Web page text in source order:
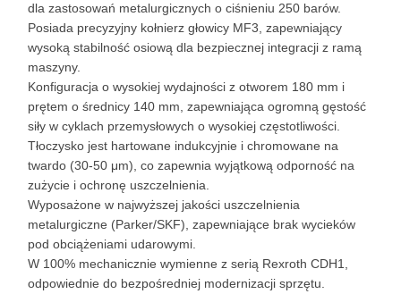
dla zastosowań metalurgicznych o ciśnieniu 250 barów.
Posiada precyzyjny kołnierz głowicy MF3, zapewniający
wysoką stabilność osiową dla bezpiecznej integracji z ramą
maszyny.
Konfiguracja o wysokiej wydajności z otworem 180 mm i
prętem o średnicy 140 mm, zapewniająca ogromną gęstość
siły w cyklach przemysłowych o wysokiej częstotliwości.
Tłoczysko jest hartowane indukcyjnie i chromowane na
twardo (30-50 μm), co zapewnia wyjątkową odporność na
zużycie i ochronę uszczelnienia.
Wyposażone w najwyższej jakości uszczelnienia
metalurgiczne (Parker/SKF), zapewniające brak wycieków
pod obciążeniami udarowymi.
W 100% mechanicznie wymienne z serią Rexroth CDH1,
odpowiednie do bezpośredniej modernizacji sprzętu.